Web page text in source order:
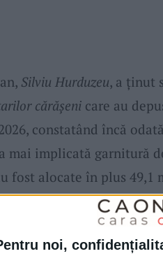
noi,
Silviu Hurduzeu, a ținut
cărășenicare au
constatând încă
mai implicată garnitură
fost alocate în plus 49,1
din 61 de amendamente